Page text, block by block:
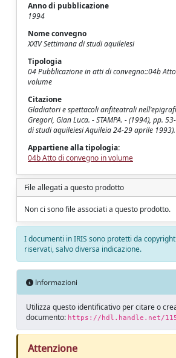
Anno di pubblicazione
1994
Nome convegno
XXIV Settimana di studi aquileiesi
Tipologia
04 Pubblicazione in atti di convegno::04b
volume
Citazione
Gladiatori e spettacoli anfiteatrali
Gregori, Gian Luca. - STAMPA. - (1994), pp.
di studi aquileiesi Aquileia 24-29 aprile 1993).
Appartiene alla tipologia:
04b Atto di convegno in volume
File allegati a questo prodotto
Non ci sono file associati a questo prodotto.
I documenti in IRIS sono protetti da
riservati, salvo diversa indicazione.
Informazioni
Utilizza questo identificativo per citare o
documento: https://hdl.handle.net/
Attenzione